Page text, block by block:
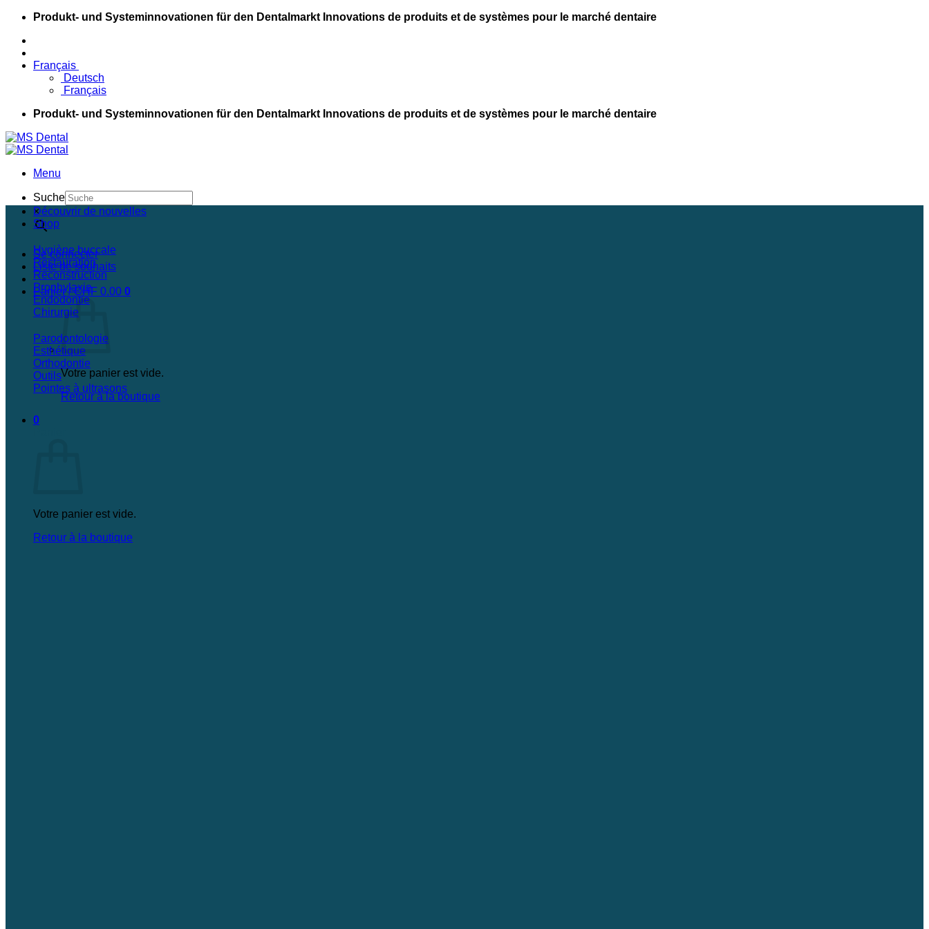
Passer
contenu
Produkt- und Systeminnovationen für den Dentalmarkt Innovations de produits et de systèmes pour le marché dentaire
Français
Deutsch
Français
Produkt- und Systeminnovationen für den Dentalmarkt Innovations de produits et de systèmes pour le marché dentaire
Menu
Suche
×
Se connecter
Liste de souhaits
Panier /CHF 0.00 0
Votre panier est vide.
Retour à la boutique
0
Votre panier est vide.
Retour à la boutique
Découvrir de nouvelles
Shop
Hygiène buccale
Restauration
Reconstruction
Prophylaxie
Endodontie
Chirurgie
Parodontologie
Esthétique
Orthodontie
Outils
Pointes à ultrasons